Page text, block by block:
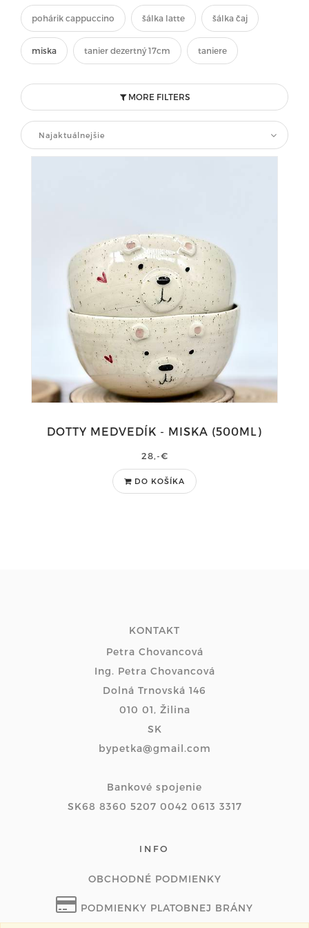
pohárik cappuccino šálka latte šálka čaj
miska tanier dezertný 17cm taniere
MORE FILTERS
Najaktuálnejšie
DOTTY MEDVEDÍK - MISKA (500ML)
28,-€
DO KOŠÍKA
KONTAKT
Petra Chovancová
Ing. Petra Chovancová
Dolná Trnovská 146
010 01, Žilina
SK
bypetka@gmail.com
Bankové spojenie
SK68 8360 5207 0042 0613 3317
INFO
OBCHODNÉ PODMIENKY
PODMIENKY PLATOBNEJ BRÁNY